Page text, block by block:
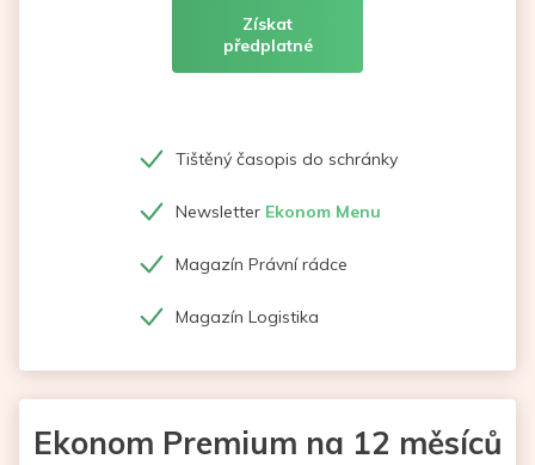
Získat
předplatné
Tištěný časopis do schránky
Newsletter Ekonom Menu
Magazín Právní rádce
Magazín Logistika
Ekonom Premium na 12 měsíců